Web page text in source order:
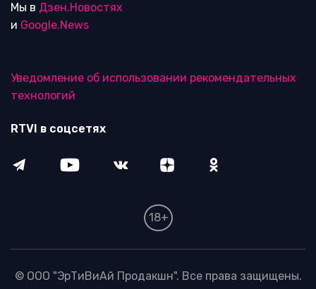
Мы в Дзен.Новостях
и Google.News
Уведомление об использовании рекомендательных
технологий
RTVI в соцсетях
18+
© ООО "ЭрТиВиАй Продакшн". Все права защищены.